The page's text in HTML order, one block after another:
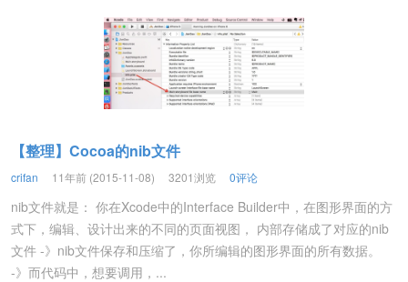
【整理】Cocoa的nib文件
crifan 11年前 (2015-11-08) 3201浏览 0评论
nib文件就是： 你在Xcode中的Interface Builder中，在图形界面的方
式下，编辑、设计出来的不同的页面视图， 内部存储成了对应的nib
文件 -》nib文件保存和压缩了，你所编辑的图形界面的所有数据。
-》而代码中，想要调用，...